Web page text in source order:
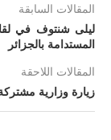
المقالات السابقة
ليلى شنتوف في
المستدامة بالجزائر
المقالات اللاحقة
زيارة وزارية